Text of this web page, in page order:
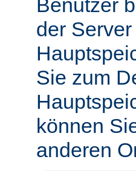
Benutzer
der
Sie zum
können
anderen